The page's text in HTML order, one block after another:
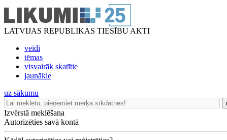
LATVIJAS REPUBLIKAS TIESĪBU AKTI
veidi
tēmas
visvairāk skatītie
jaunākie
uz sākumu
Izvērstā meklēšana
Autorizēties savā kontā